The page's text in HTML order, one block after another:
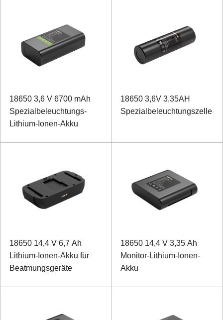
18650 3,6 V 6700 mAh
Spezialbeleuchtungs-
Lithium-Ionen-Akku
18650 3,6V 3,35AH
Spezialbeleuchtungszelle
18650 14,4 V 6,7 Ah
Lithium-Ionen-Akku für
Beatmungsgeräte
18650 14,4 V 3,35 Ah
Monitor-Lithium-Ionen-
Akku